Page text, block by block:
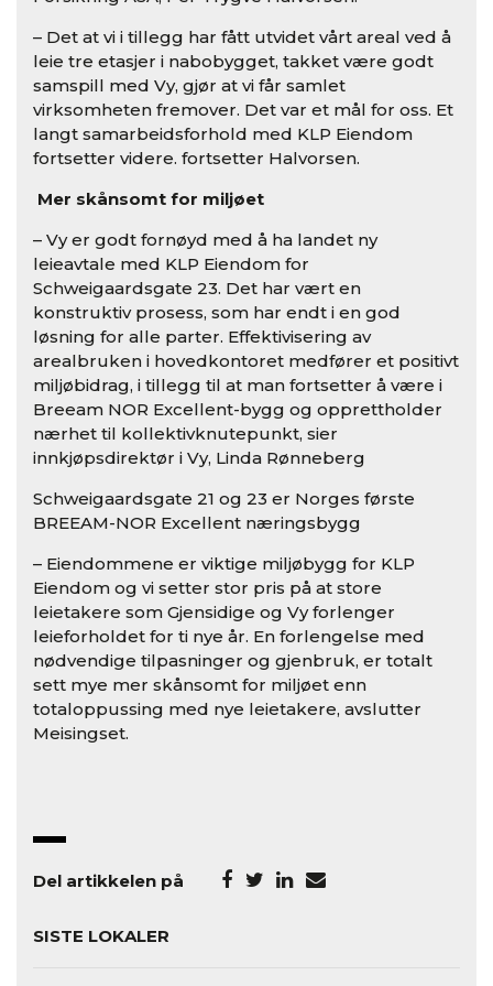
– Det at vi i tillegg har fått utvidet vårt areal ved å
leie tre etasjer i nabobygget, takket være godt
samspill med Vy, gjør at vi får samlet
virksomheten fremover. Det var et mål for oss. Et
langt samarbeidsforhold med KLP Eiendom
fortsetter videre. fortsetter Halvorsen.
Mer skånsomt for miljøet
– Vy er godt fornøyd med å ha landet ny
leieavtale med KLP Eiendom for
Schweigaardsgate 23. Det har vært en
konstruktiv prosess, som har endt i en god
løsning for alle parter. Effektivisering av
arealbruken i hovedkontoret medfører et positivt
miljøbidrag, i tillegg til at man fortsetter å være i
Breeam NOR Excellent-bygg og opprettholder
nærhet til kollektivknutepunkt, sier
innkjøpsdirektør i Vy, Linda Rønneberg
Schweigaardsgate 21 og 23 er Norges første
BREEAM-NOR Excellent næringsbygg
– Eiendommene er viktige miljøbygg for KLP
Eiendom og vi setter stor pris på at store
leietakere som Gjensidige og Vy forlenger
leieforholdet for ti nye år. En forlengelse med
nødvendige tilpasninger og gjenbruk, er totalt
sett mye mer skånsomt for miljøet enn
totaloppussing med nye leietakere, avslutter
Meisingset.
Del artikkelen på
SISTE LOKALER